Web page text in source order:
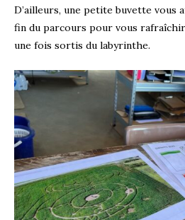
D’ailleurs, une petite buvette vous
fin du parcours pour vous
une fois sortis du labyrinthe.